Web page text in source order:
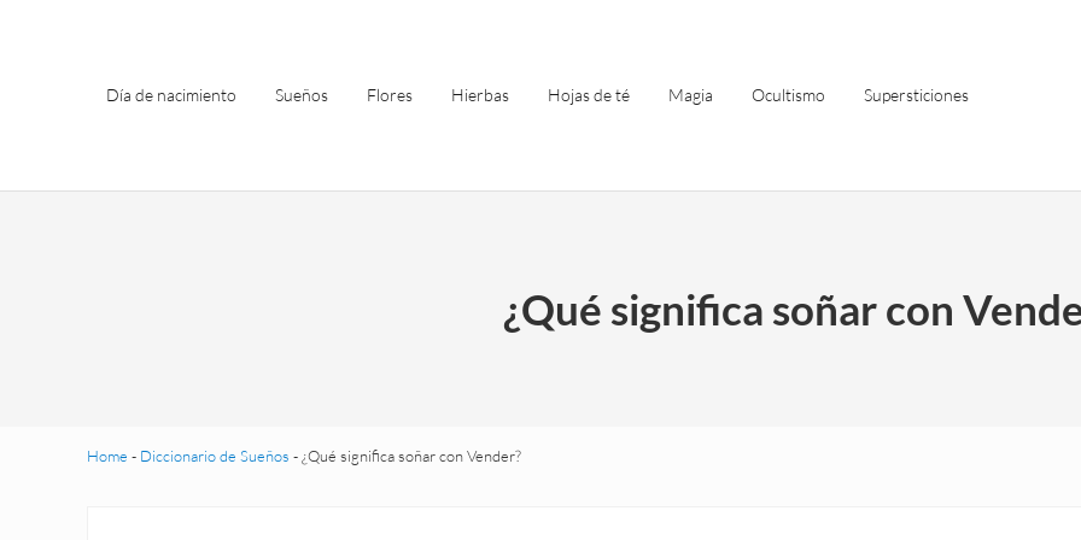
Día de nacimiento Sueños Flores Hierbas Hojas de té Magia Ocultismo Supersticiones
¿Qué significa soñar con
Home - Diccionario de Sueños - ¿Qué significa soñar con Vender?